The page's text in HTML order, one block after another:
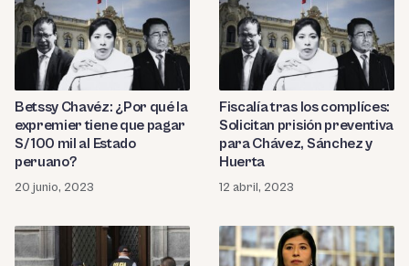
Betssy Chavéz: ¿Por qué la
expremier tiene que pagar
S/ 100 mil al Estado
peruano?
20 junio, 2023
Fiscalía tras los complíces:
Solicitan prisión preventiva
para Chávez, Sánchez y
Huerta
12 abril, 2023